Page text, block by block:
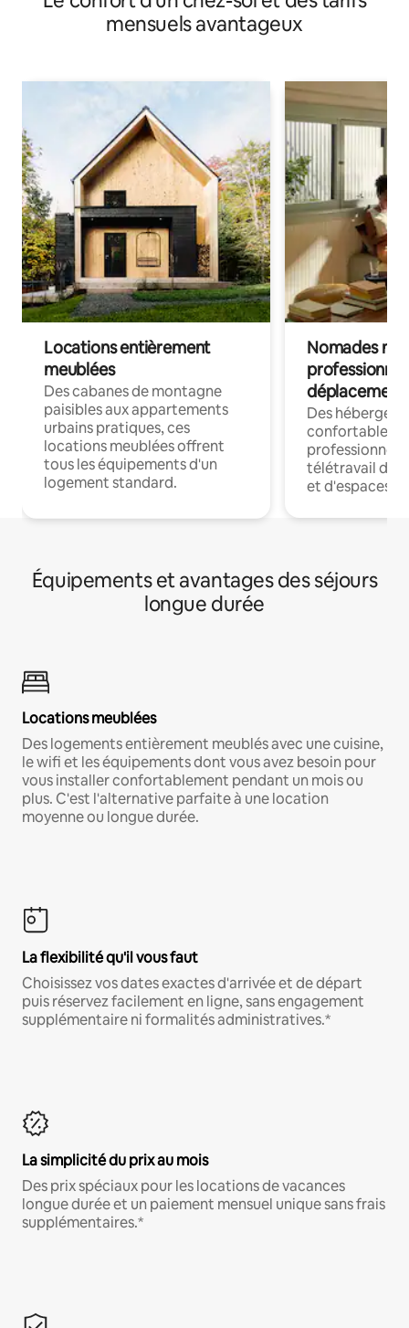
mensuels avantageux
Locations entièrement
meublées
Des cabanes de montagne
paisibles aux appartements
urbains pratiques, ces
locations meublées offrent
tous les équipements d'un
logement standard.
Nomades
déplacement
Des
confortables
professionnels
télétravail
et d'espaces
Équipements et avantages des séjours
longue durée
Locations meublées
Des logements entièrement meublés avec une cuisine,
le wifi et les équipements dont vous avez besoin pour
vous installer confortablement pendant un mois ou
plus. C'est l'alternative parfaite à une location
moyenne ou longue durée.
La flexibilité qu'il vous faut
Choisissez vos dates exactes d'arrivée et de départ
puis réservez facilement en ligne, sans engagement
supplémentaire ni formalités administratives.*
La simplicité du prix au mois
Des prix spéciaux pour les locations de vacances
longue durée et un paiement mensuel unique sans frais
supplémentaires.*